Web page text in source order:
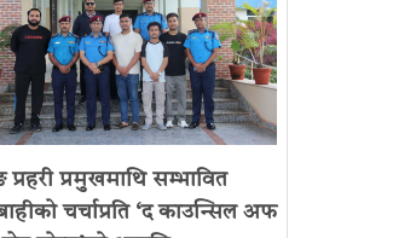
प्रहरी प्रमुखमाथि सम्भावित
चर्चाप्रति ‘द काउन्सिल अफ